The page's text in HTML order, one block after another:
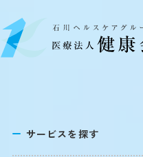
サービスを探す